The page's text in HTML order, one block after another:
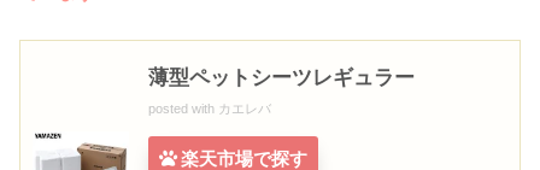
薄型ペットシーツレギュラー
posted with カエレバ
楽天市場で探す